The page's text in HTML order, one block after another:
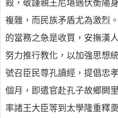
殺，敬謹親王尼堪遇伏衡陽
複雜，而民族矛盾尤為激烈
的當務之急是收買，安撫漢
努力推行教化，以加強思想
號召臣民尊孔讀經，提倡忠
個月，即遣官赴孔子故鄉闕
率諸王大臣等到太學隆重釋